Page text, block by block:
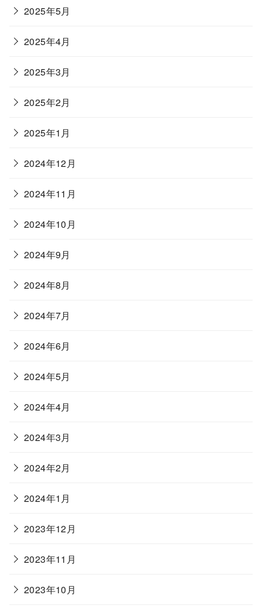
2025年5月
2025年4月
2025年3月
2025年2月
2025年1月
2024年12月
2024年11月
2024年10月
2024年9月
2024年8月
2024年7月
2024年6月
2024年5月
2024年4月
2024年3月
2024年2月
2024年1月
2023年12月
2023年11月
2023年10月